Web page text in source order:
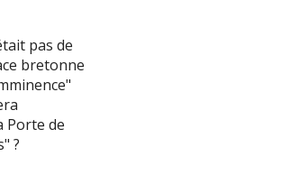
pas de
bretonne
Porte de
?